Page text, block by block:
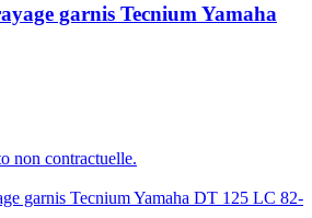
garnis Tecnium Yamaha
non contractuelle.